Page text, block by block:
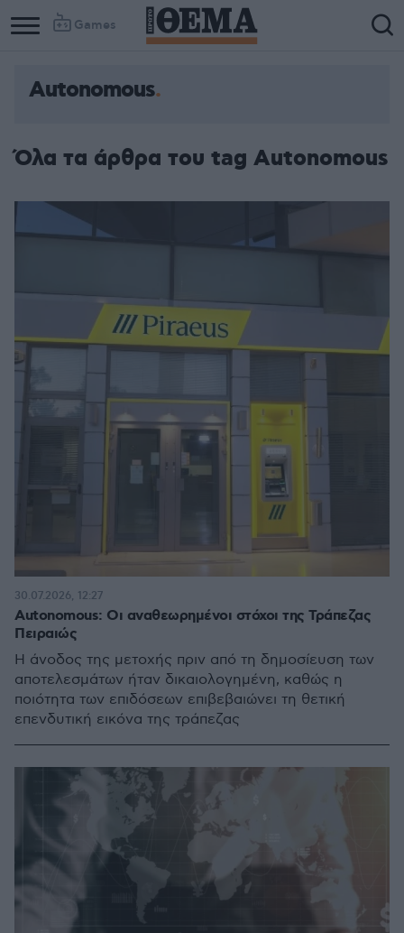
Games
Autonomous
Όλα τα άρθρα του tag Autonomous
Autonomous: Oι αναθεωρημένοι στόχοι της Τράπεζας
Πειραιώς
Η άνοδος της μετοχής πριν από τη δημοσίευση των
αποτελεσμάτων ήταν δικαιολογημένη, καθώς η
ποιότητα των επιδόσεων επιβεβαιώνει τη θετική
επενδυτική εικόνα της τράπεζας
30.07.2026, 12:27